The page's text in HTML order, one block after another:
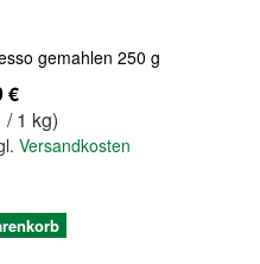
gemahlen 250 g
€
/ 1 kg)
Versandkosten